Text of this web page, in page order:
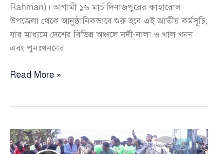
Rahman)। আগামী ১৬ মার্চ দিনাজপুরের কাহারোল
উপজেলা থেকে আনুষ্ঠানিকভাবে শুরু হবে এই জাতীয় কর্মসূচি,
যার মাধ্যমে দেশের বিভিন্ন অঞ্চলে নদী-নালা ও খাল খনন
এবং পুনঃখননের
কাহারোল
দেশব্যাপী
খাল
Read More »